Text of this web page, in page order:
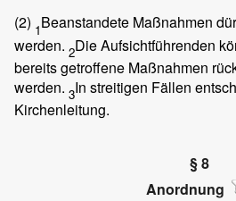
(2) 1Beanstandete Maßnahmen
werden. 2Die Aufsichtführenden
bereits getroffene Maßnahmen
werden. 3In streitigen Fällen
Kirchenleitung.
§ 8
Anordnung